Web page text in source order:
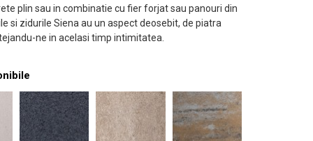
plin sau in combinatie cu fier forjat sau panouri din
si zidurile Siena au un aspect deosebit, de piatra
ne in acelasi timp intimitatea.